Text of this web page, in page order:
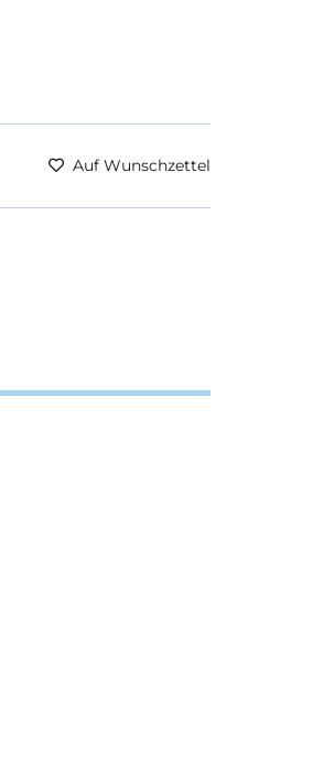
Auf Wunschzettel